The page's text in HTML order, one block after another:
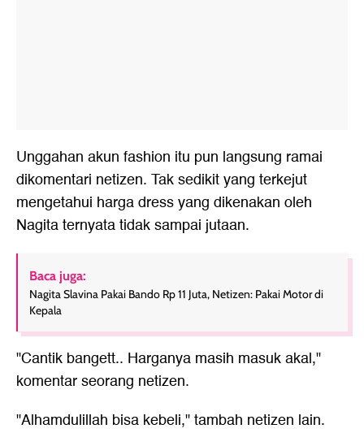
Unggahan akun fashion itu pun langsung ramai
dikomentari netizen. Tak sedikit yang terkejut
mengetahui harga dress yang dikenakan oleh
Nagita ternyata tidak sampai jutaan.
Baca juga:
Nagita Slavina Pakai Bando Rp 11 Juta, Netizen: Pakai Motor di
Kepala
"Cantik bangett.. Harganya masih masuk akal,"
komentar seorang netizen.
"Alhamdulillah bisa kebeli," tambah netizen lain.